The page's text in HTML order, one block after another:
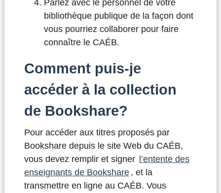
Parlez avec le personnel de votre
bibliothèque publique de la façon dont
vous pourriez collaborer pour faire
connaître le CAÉB.
Comment puis-je
accéder à la collection
de Bookshare?
Pour accéder aux titres proposés par
Bookshare depuis le site Web du CAÉB,
vous devez remplir et signer l’entente des
enseignants de Bookshare , et la
transmettre en ligne au CAÉB. Vous